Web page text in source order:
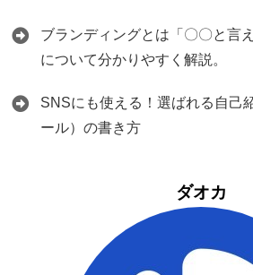
ブランディングとは「〇〇と言
について分かりやすく解説。
SNSにも使える！選ばれる自己
ール）の書き方
ダオカ